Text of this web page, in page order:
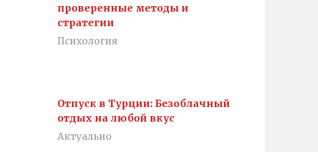
проверенные методы и
стратегии
Психология
Отпуск в Турции: Безоблачный
отдых на любой вкус
Актуально